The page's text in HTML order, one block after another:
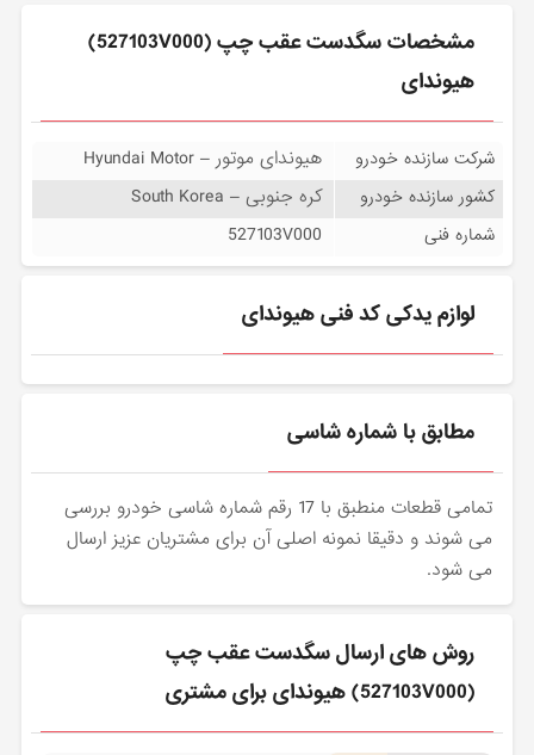
مشخصات سگدست عقب چپ (527103V000)
هیوندای
شرکت سازنده خودرو هیوندای موتور – Hyundai Motor
کشور سازنده خودرو کره جنوبی – South Korea
شماره فنی 527103V000
لوازم یدکی کد فنی هیوندای
مطابق با شماره شاسی
تمامی قطعات منطبق با 17 رقم شماره شاسی خودرو بررسی
می شوند و دقیقا نمونه اصلی آن برای مشتریان عزیز ارسال
می شود.
روش های ارسال سگدست عقب چپ
(527103V000) هیوندای برای مشتری